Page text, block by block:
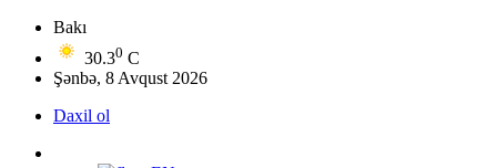
Bakı
30.30 C
Şənbə, 8 Avqust 2026
Daxil ol